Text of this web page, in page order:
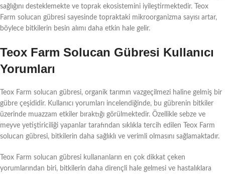
sağlığını desteklemekte ve toprak ekosistemini iyileştirmektedir. Teox
Farm solucan gübresi sayesinde topraktaki mikroorganizma sayısı artar,
böylece bitkilerin besin alımı daha etkin hale gelir.
Teox Farm Solucan Gübresi Kullanıcı
Yorumları
Teox Farm solucan gübresi, organik tarımın vazgeçilmezi haline gelmiş bir
gübre çeşididir. Kullanıcı yorumları incelendiğinde, bu gübrenin bitkiler
üzerinde muazzam etkiler bıraktığı görülmektedir. Özellikle sebze ve
meyve yetiştiriciliği yapanlar tarafından sıklıkla tercih edilen Teox Farm
solucan gübresi, bitkilerin daha sağlıklı ve verimli olmasını sağlamaktadır.
Teox Farm solucan gübresi kullananların en çok dikkat çeken
yorumlarından biri, bitkilerin daha dirençli hale gelmesi ve hastalıklara